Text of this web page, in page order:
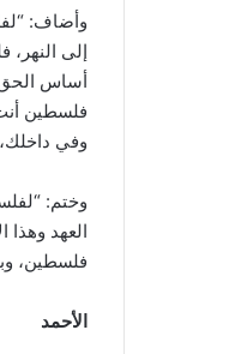
وأضاف:
إلى
أساس الحق
فلسطين
وفي
وختم:
العهد
فلسطين،
الأحمد